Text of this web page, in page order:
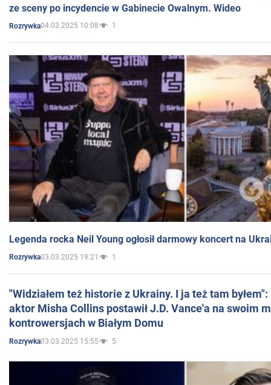
ze sceny po incydencie w Gabinecie Owalnym. Wideo
Rozrywka04.03.2025 10:08 1
Legenda rocka Neil Young ogłosił darmowy koncert na
Rozrywka03.03.2025 19:21 1
"Widziałem też historie z Ukrainy. I ja też tam
aktor Misha Collins postawił J.D. Vance'a na swoim
kontrowersjach w Białym Domu
Rozrywka03.03.2025 15:55 5